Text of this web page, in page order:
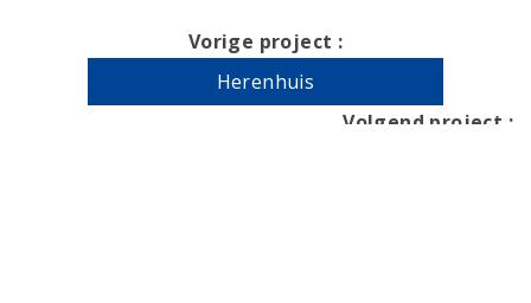
Vorige project :
Herenhuis
Volgend project :